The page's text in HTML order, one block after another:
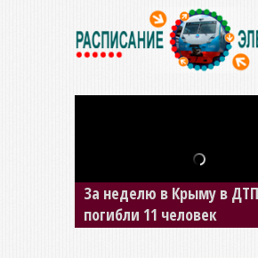
В Джанкое водитель ВАЗа
сбил двух детей на